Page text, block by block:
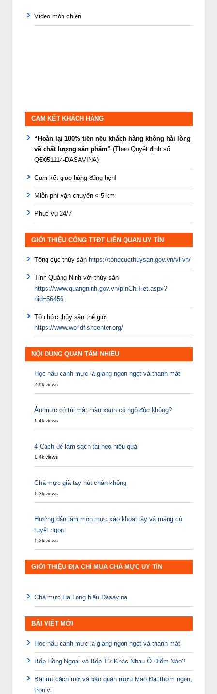
Video món chiên
CAM KẾT KHÁCH HÀNG
“Hoàn lại 100% tiền nếu khách hàng không hài lòng
về chất lượng sản phẩm” (Theo Quyết định số
QĐ051114-DASAVINA)
Cam kết giao hàng đúng hẹn!
Miễn phí vận chuyển < 5 km
Phục vụ 24/7
GIỚI THIỆU CỔNG TTĐT LIÊN QUAN UY TÍN
Tổng cục thủy sản https://tongcucthuysan.gov.vn/vi-vn/
Tỉnh Quảng Ninh với thủy sản
https://www.quangninh.gov.vn/pInChiTiet.aspx?
nid=56456
Tổ chức thủy sản thế giới
https://www.worldfishcenter.org/
NỘI DUNG QUAN TÂM NHIỀU
Học nấu canh mực lá giang ngon ngọt và thanh mát
2.9k views
Ăn mực có túi mật màu xanh có ngộ độc không?
1.4k views
4 Cách để làm sạch tai heo hiệu quả
1.4k views
Chả mực giã tay hút chân không
1.3k views
Hướng dẫn làm món mực xào khoai tây và măng củ
tuyệt ngon
1.2k views
GIỚI THIỆU ĐỊA CHỈ MUA CHẢ MỰC UY TÍN
Chả mực Hạ Long hiệu Dasavina
BÀI VIẾT MỚI
Học nấu canh mực lá giang ngon ngọt và thanh mát
Bếp Hồng Ngoại và Bếp Từ Khác Nhau Ở Điểm Nào?
Bật mí cách mở và bảo quản rượu Mao Đài thơm ngon,
trọn vị